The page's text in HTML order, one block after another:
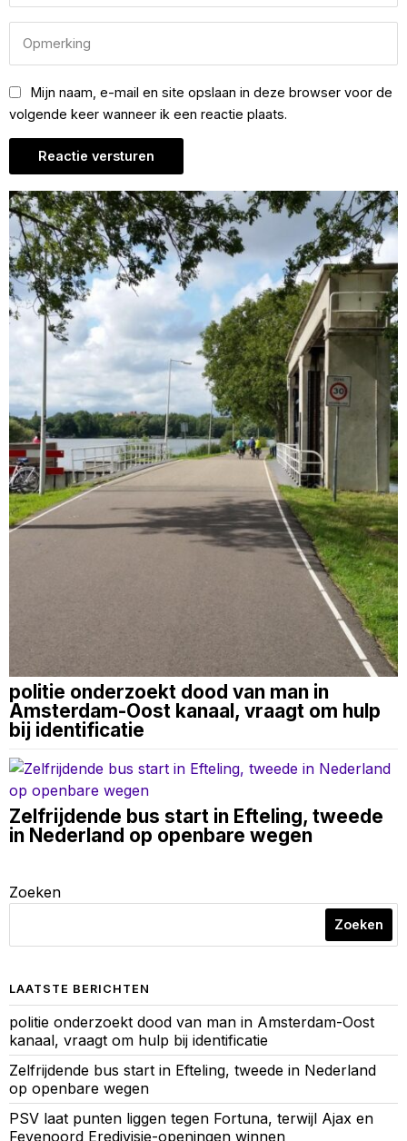
Mijn naam, e-mail en site opslaan in deze browser voor de
volgende keer wanneer ik een reactie plaats.
politie onderzoekt dood van man in
Amsterdam-Oost kanaal, vraagt om hulp
bij identificatie
Zelfrijdende bus start in Efteling, tweede
in Nederland op openbare wegen
Zoeken
Zoeken
LAATSTE BERICHTEN
politie onderzoekt dood van man in Amsterdam-Oost
kanaal, vraagt om hulp bij identificatie
Zelfrijdende bus start in Efteling, tweede in Nederland
op openbare wegen
PSV laat punten liggen tegen Fortuna, terwijl Ajax en
Feyenoord Eredivisie-openingen winnen